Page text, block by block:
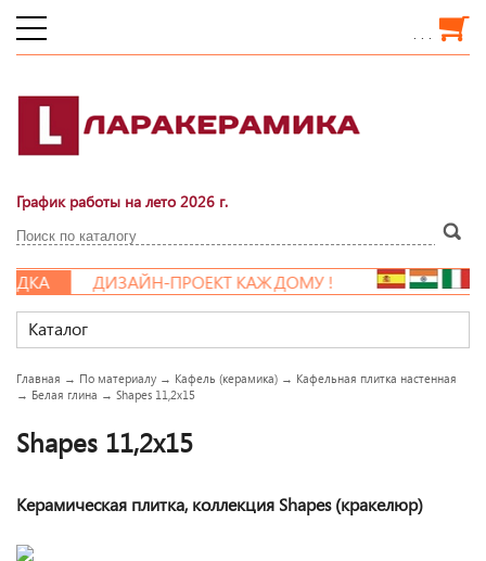
. . .
График работы на лето 2026 г.
ПРОЕКТ КАЖДОМУ !
Каталог
Главная → По материалу → Кафель (керамика) → Кафельная плитка настенная
→ Белая глина → Shapes 11,2x15
Shapes 11,2x15
Керамическая плитка, коллекция Shapes (кракелюр)